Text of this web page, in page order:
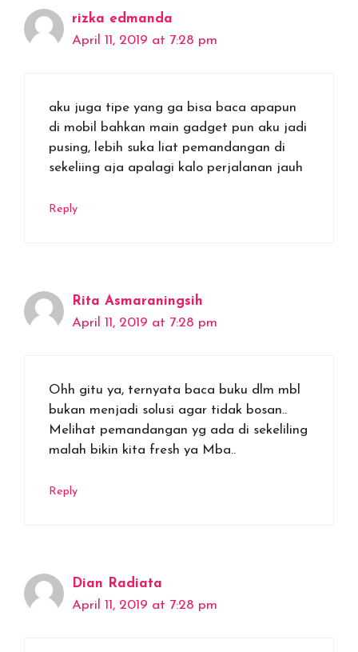
rizka edmanda
April 11, 2019 at 7:28 pm
aku juga tipe yang ga bisa baca apapun
di mobil bahkan main gadget pun aku jadi
pusing, lebih suka liat pemandangan di
sekeliing aja apalagi kalo perjalanan jauh
Reply
Rita Asmaraningsih
April 11, 2019 at 7:28 pm
Ohh gitu ya, ternyata baca buku dlm mbl
bukan menjadi solusi agar tidak bosan..
Melihat pemandangan yg ada di sekeliling
malah bikin kita fresh ya Mba..
Reply
Dian Radiata
April 11, 2019 at 7:28 pm